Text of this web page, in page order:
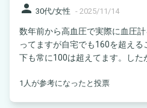
person 30代/女性 - 2025/11/14
数年前から高血圧で実際に血圧
ってますが自宅でも160を超える
下も常に100は超えてます。した
1人が参考になったと投票